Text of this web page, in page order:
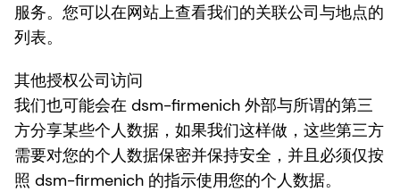
服务。您可以在网站上查看我们的关联公司与地点的
列表。
其他授权公司访问
我们也可能会在 dsm-firmenich 外部与所谓的第三
方分享某些个人数据，如果我们这样做，这些第三方
需要对您的个人数据保密并保持安全，并且必须仅按
照 dsm-firmenich 的指示使用您的个人数据。